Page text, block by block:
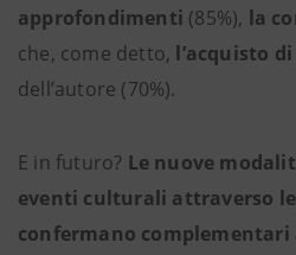
approfondimenti (85%), la
che, come detto, l’acquisto
dell’autore (70%).
E in futuro? Le nuove
eventi culturali attraverso
confermano